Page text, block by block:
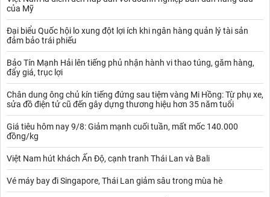
của Mỹ
Đại biểu Quốc hội lo xung đột lợi ích khi ngân hàng quản lý tài sản
đảm bảo trái phiếu
Bảo Tín Mạnh Hải lên tiếng phủ nhận hành vi thao túng, găm hàng,
đẩy giá, trục lợi
Chân dung ông chủ kín tiếng đứng sau tiệm vàng Mi Hồng: Từ phụ xe,
sửa đồ điện tử cũ đến gây dựng thương hiệu hơn 35 năm tuổi
Giá tiêu hôm nay 9/8: Giảm mạnh cuối tuần, mất mốc 140.000
đồng/kg
Việt Nam hút khách Ấn Độ, cạnh tranh Thái Lan và Bali
Vé máy bay đi Singapore, Thái Lan giảm sâu trong mùa hè